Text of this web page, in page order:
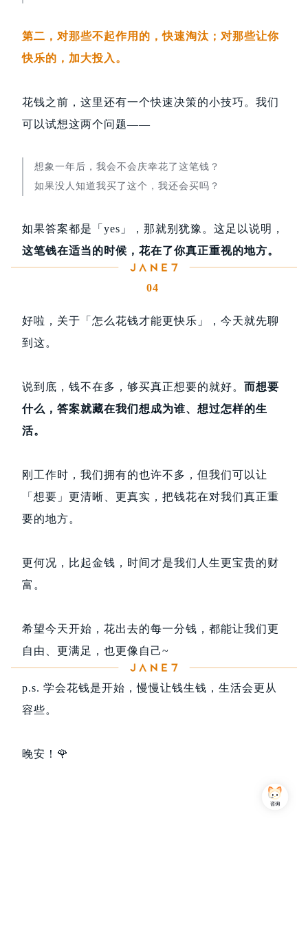
第二，对那些不起作用的，快速淘汰；对那些让你
快乐的，加大投入。
花钱之前，这里还有一个快速决策的小技巧。我们
可以试想这两个问题——
想象一年后，我会不会庆幸花了这笔钱？
如果没人知道我买了这个，我还会买吗？
如果答案都是「yes」，那就别犹豫。这足以说明，
这笔钱在适当的时候，花在了你真正重视的地方。
04
好啦，关于「怎么花钱才能更快乐」，今天就先聊
到这。
说到底，钱不在多，够买真正想要的就好。 而想要
什么，答案就藏在我们想成为谁、想过怎样的生
活。
刚工作时，我们拥有的也许不多，但我们可以让
「想要」更清晰、更真实，把钱花在对我们真正重
要的地方。
更何况，比起金钱，时间才是我们人生更宝贵的财
富。
希望今天开始，花出去的每一分钱，都能让我们更
自由、更满足，也更像自己~
p.s. 学会花钱是开始，慢慢让钱生钱，生活会更从
容些。
晚安！🌹